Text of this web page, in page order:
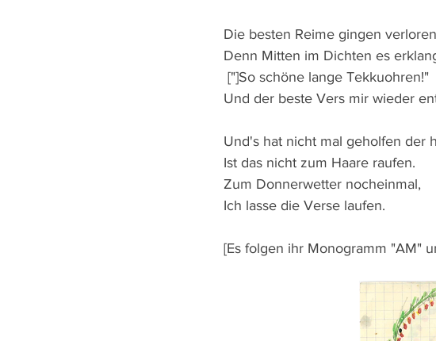
Die besten Reime gingen
Denn Mitten im Dichten es
["]So schöne lange Tekkuohren!"
Und der beste Vers mir wieder
Und's hat nicht mal geholfen der
Ist das nicht zum Haare raufen.
Zum Donnerwetter nocheinmal,
Ich lasse die Verse laufen.
[Es folgen ihr Monogramm "AM"